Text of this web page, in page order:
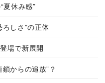
夏休み感”
ろしさ”の正体
場で新展開
鎖からの追放”？